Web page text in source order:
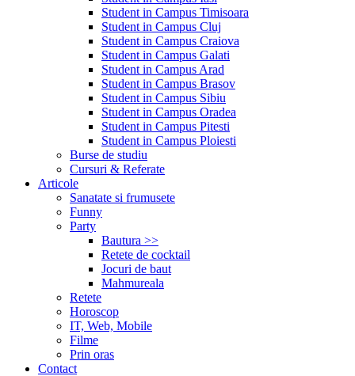
Student in Campus Timisoara
Student in Campus Cluj
Student in Campus Craiova
Student in Campus Galati
Student in Campus Arad
Student in Campus Brasov
Student in Campus Sibiu
Student in Campus Oradea
Student in Campus Pitesti
Student in Campus Ploiesti
Burse de studiu
Cursuri & Referate
Articole
Sanatate si frumusete
Funny
Party
Bautura >>
Retete de cocktail
Jocuri de baut
Mahmureala
Retete
Horoscop
IT, Web, Mobile
Filme
Prin oras
Contact